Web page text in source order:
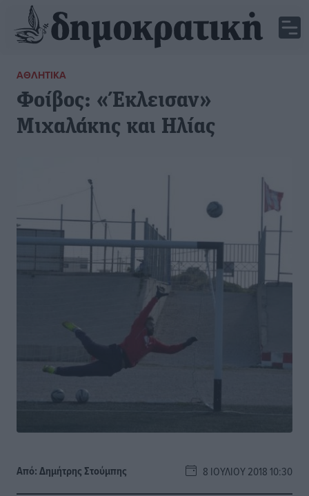
ΑΘΛΗΤΙΚΆ
Φοίβος: «Έκλεισαν»
Μιχαλάκης και Ηλίας
Από:Δημήτρης Στούμπης 8 ΙΟΥΛΊΟΥ 2018 10:30